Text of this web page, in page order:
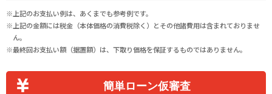
上記のお支払い例は、あくまでも参考例です。
上記の金額には税金（本体価格の消費税除く）とその他諸費用は含まれておりませ
ん。
最終回お支払い額（据置額）は、下取り価格を保証するものではありません。
簡単ローン仮審査